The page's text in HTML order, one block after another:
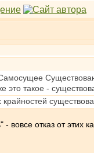
это такое -
вовсе отказ от этих